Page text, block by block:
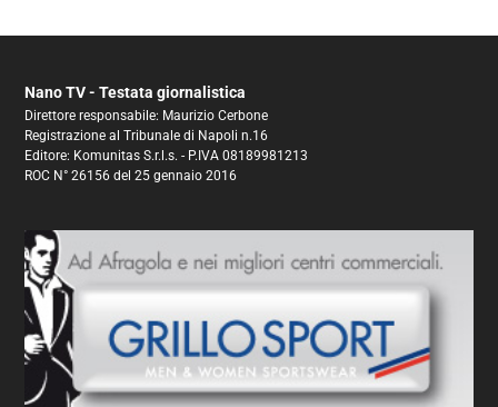
Nano TV - Testata giornalistica
Direttore responsabile: Maurizio Cerbone
Registrazione al Tribunale di Napoli n.16
Editore: Komunitas S.r.l.s. - P.IVA 08189981213
ROC N° 26156 del 25 gennaio 2016